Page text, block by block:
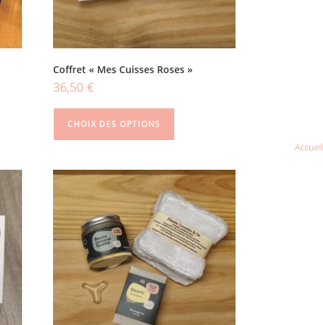
Accueil
Coffret « Mes Cuisses Roses »
36,50€
CHOIX DES OPTIONS